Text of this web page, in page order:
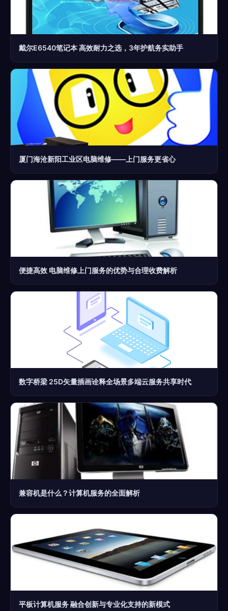
戴尔E6540笔记本 高效耐力之选，3年护航务实助手
厦门海沧新阳工业区电脑维修——上门服务更省心
便捷高效 电脑维修上门服务的优势与合理收费解析
数字桥梁 25D矢量插画诠释全场景多端云服务共享时代
兼容机是什么？计算机服务的全面解析
平板计算机服务 融合创新与专业化支持的新模式